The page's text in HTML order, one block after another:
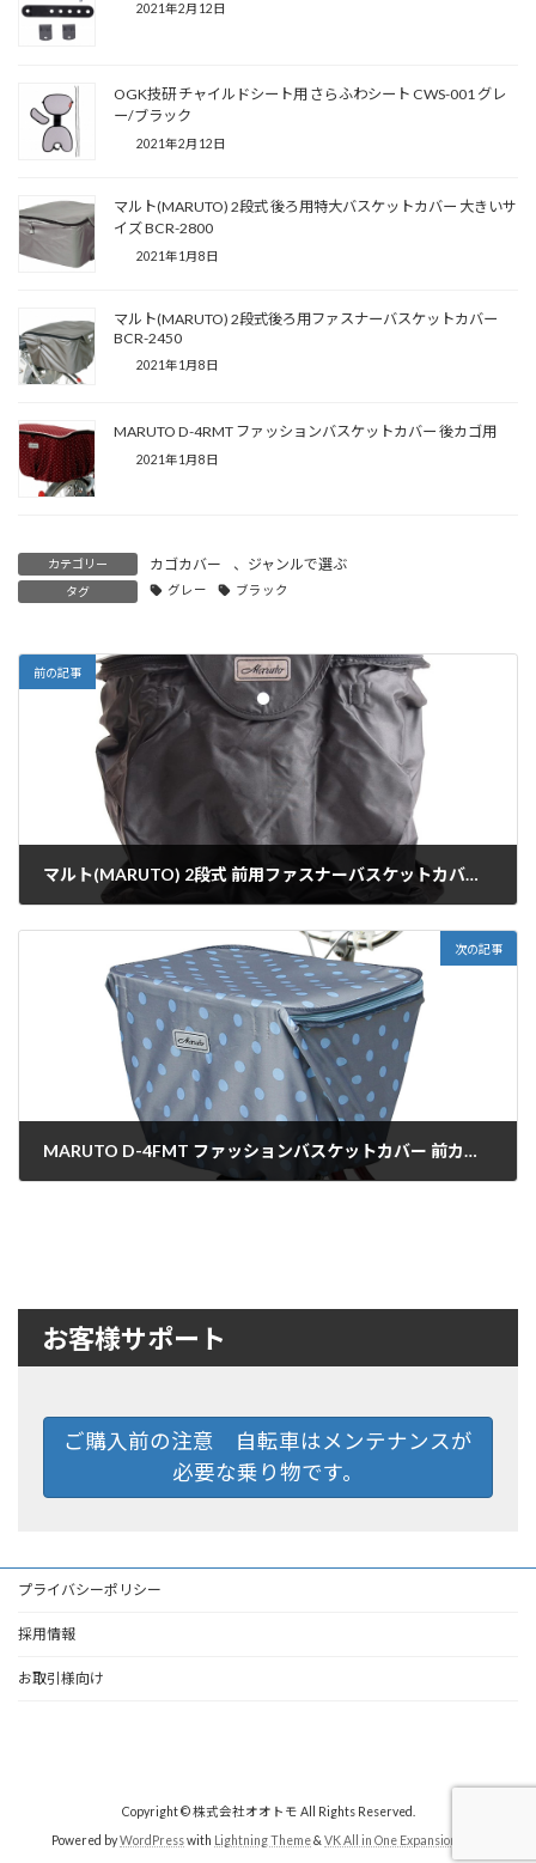
2021年2月12日
OGK技研 チャイルドシート用 さらふわシート CWS-001 グレ
ー/ブラック
2021年2月12日
マルト(MARUTO) 2段式 後ろ用特大バスケットカバー 大きいサ
イズ BCR-2800
2021年1月8日
マルト(MARUTO) 2段式後ろ用ファスナーバスケットカバー
BCR-2450
2021年1月8日
MARUTO D-4RMT ファッションバスケットカバー 後カゴ用
2021年1月8日
カテゴリー カゴカバー 、 ジャンルで選ぶ
タグ グレー ブラック
前の記事
マルト(MARUTO) 2段式 前用ファスナーバスケットカバー BC-1850
次の記事
MARUTO D-4FMT ファッションバスケットカバー 前カゴ用
お客様サポート
ご購入前の注意 自転車はメンテナンスが
必要な乗り物です。
プライバシーポリシー
採用情報
お取引様向け
Copyright © 株式会社オオトモ All Rights Reserved.
Powered byWordPresswith Lightning Theme& VK All in One Expansion Unit